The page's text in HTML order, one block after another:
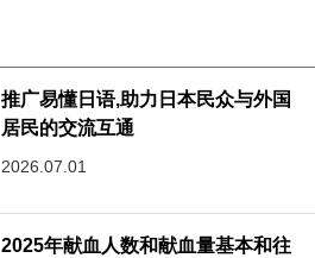
推广易懂日语,助力日本民众与外国
居民的交流互通
2026.07.01
2025年献血人数和献血量基本和往